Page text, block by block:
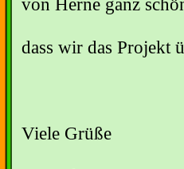
dass wir das Projekt
Viele Grüße